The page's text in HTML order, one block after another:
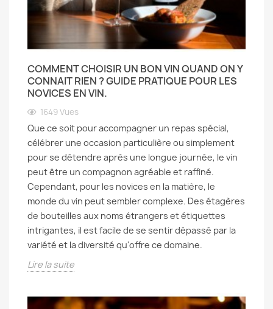
COMMENT CHOISIR UN BON VIN QUAND ON Y
CONNAIT RIEN ? GUIDE PRATIQUE POUR LES
NOVICES EN VIN.
1649Vues
Que ce soit pour accompagner un repas spécial,
célébrer une occasion particulière ou simplement
pour se détendre après une longue journée, le vin
peut être un compagnon agréable et raffiné.
Cependant, pour les novices en la matière, le
monde du vin peut sembler complexe. Des étagères
de bouteilles aux noms étrangers et étiquettes
intrigantes, il est facile de se sentir dépassé par la
variété et la diversité qu'offre ce domaine.
Lire la suite